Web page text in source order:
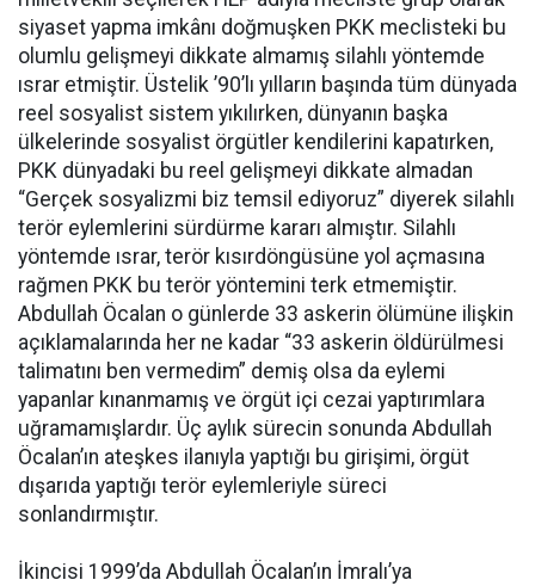
siyaset yapma imkânı doğmuşken PKK meclisteki bu
olumlu gelişmeyi dikkate almamış silahlı yöntemde
ısrar etmiştir. Üstelik ’90’lı yılların başında tüm dünyada
reel sosyalist sistem yıkılırken, dünyanın başka
ülkelerinde sosyalist örgütler kendilerini kapatırken,
PKK dünyadaki bu reel gelişmeyi dikkate almadan
“Gerçek sosyalizmi biz temsil ediyoruz” diyerek silahlı
terör eylemlerini sürdürme kararı almıştır. Silahlı
yöntemde ısrar, terör kısırdöngüsüne yol açmasına
rağmen PKK bu terör yöntemini terk etmemiştir.
Abdullah Öcalan o günlerde 33 askerin ölümüne ilişkin
açıklamalarında her ne kadar “33 askerin öldürülmesi
talimatını ben vermedim” demiş olsa da eylemi
yapanlar kınanmamış ve örgüt içi cezai yaptırımlara
uğramamışlardır. Üç aylık sürecin sonunda Abdullah
Öcalan’ın ateşkes ilanıyla yaptığı bu girişimi, örgüt
dışarıda yaptığı terör eylemleriyle süreci
sonlandırmıştır.
İkincisi 1999’da Abdullah Öcalan’ın İmralı’ya